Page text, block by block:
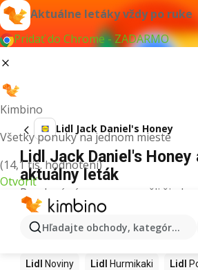
Aktuálne letáky vždy po ruke
Pridať do Chrome - ZADARMO
Kimbino
Všetky ponuky na jednom mieste
(14,1 tis. hodnotení)
Otvoriť
Hľadajte obchody, kategórie,
Lidl Jack Daniel's Honey
Lidl Jack Daniel's Honey
aktuálny leták
Pre daný výraz sme nenašli žiadne
Ďalšie produkty v
Lidl Kapor Ashwagandha
Lidl Noviny Lidl Hurmikaki Lidl